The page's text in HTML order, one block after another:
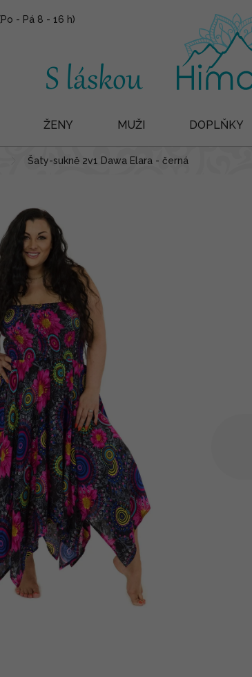
ŽENY MUŽI DOPLŇKY
Šaty-sukně 2v1 Dawa Elara - černá